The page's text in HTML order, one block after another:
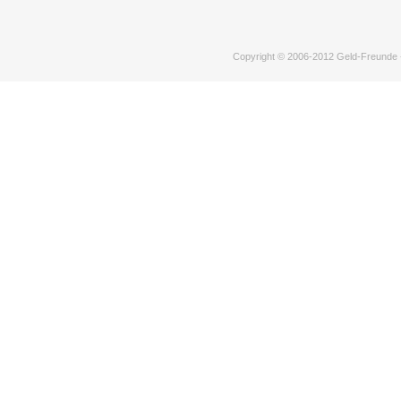
Copyright © 2006-2012 Geld-Freunde